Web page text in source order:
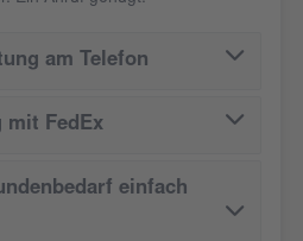
am Telefon
mit FedEx
einfach